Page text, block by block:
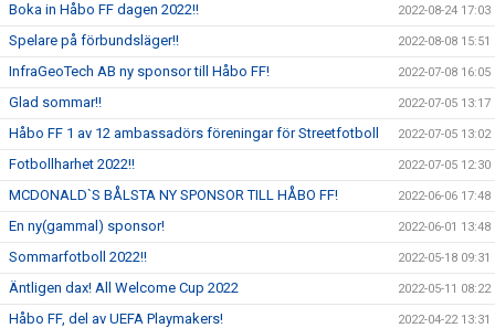
Boka in Håbo FF dagen 2022!! 2022-08-24 17:03
Spelare på förbundsläger!! 2022-08-08 15:51
InfraGeoTech AB ny sponsor till Håbo FF! 2022-07-08 16:05
Glad sommar!! 2022-07-05 13:17
Håbo FF 1 av 12 ambassadörs föreningar för Streetfotboll 2022-07-05 13:02
Fotbollharhet 2022!! 2022-07-05 12:30
MCDONALD`S BÅLSTA NY SPONSOR TILL HÅBO FF! 2022-06-06 17:48
En ny(gammal) sponsor! 2022-06-01 13:48
Sommarfotboll 2022!! 2022-05-18 09:31
Äntligen dax! All Welcome Cup 2022 2022-05-11 08:22
Håbo FF, del av UEFA Playmakers! 2022-04-22 13:31